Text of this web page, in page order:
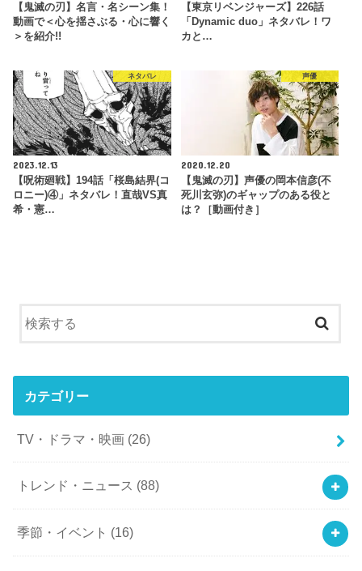
【鬼滅の刃】名言・名シーン集！
動画で＜心を揺さぶる・心に響く
＞を紹介!!
【東京リベンジャーズ】226話
「Dynamic duo」ネタバレ！ワ
カと…
ネタバレ
2023.12.13
【呪術廻戦】194話「桜島結界(コ
ロニー)④」ネタバレ！直哉VS真
希・憲…
声優
2020.12.20
【鬼滅の刃】声優の岡本信彦(不
死川玄弥)のギャップのある役と
は？［動画付き］
カテゴリー
TV・ドラマ・映画 (26)
トレンド・ニュース (88)
季節・イベント (16)